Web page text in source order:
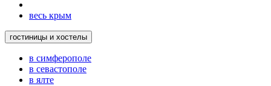
весь крым
гостиницы и хостелы
в симферополе
в севастополе
в ялте